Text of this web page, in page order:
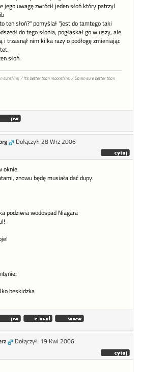
jego uwagę zwrócił jeden słoń który patrzyl
ten słoń?" pomyślał "jest do tamtego taki
do tego słonia, pogłaskał go w uszy, ale
i trzasnął nim kilka razy o podłogę zmieniając
słoń.
sunshine, / It's better than moonshine, / Damn sure better than
Dołączył: 28 Wrz 2006
oknie.
znowu będę musiała dać dupy.
podziwia wodospad Niagara
beskidzka
Dołączył: 19 Kwi 2006